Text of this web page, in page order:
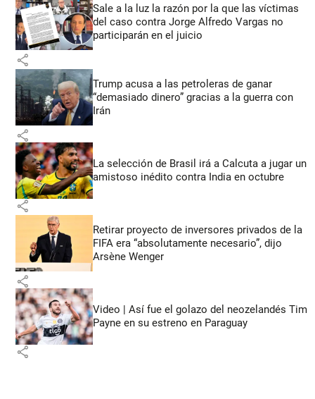
Sale a la luz la razón por la que las víctimas
del caso contra Jorge Alfredo Vargas no
participarán en el juicio
share
Trump acusa a las petroleras de ganar
“demasiado dinero” gracias a la guerra con
Irán
share
La selección de Brasil irá a Calcuta a jugar un
amistoso inédito contra India en octubre
share
Retirar proyecto de inversores privados de la
FIFA era “absolutamente necesario”, dijo
Arsène Wenger
share
Video | Así fue el golazo del neozelandés Tim
Payne en su estreno en Paraguay
share